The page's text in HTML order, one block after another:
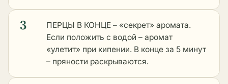
3
ПЕРЦЫ В КОНЦЕ – «секрет» аромата.
Если положить с водой – аромат
«улетит» при кипении. В конце за 5 минут
– пряности раскрываются.